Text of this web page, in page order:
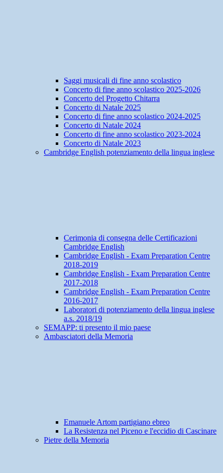
Saggi musicali di fine anno scolastico
Concerto di fine anno scolastico 2025-2026
Concerto del Progetto Chitarra
Concerto di Natale 2025
Concerto di fine anno scolastico 2024-2025
Concerto di Natale 2024
Concerto di fine anno scolastico 2023-2024
Concerto di Natale 2023
Cambridge English potenziamento della lingua inglese
Cerimonia di consegna delle Certificazioni
Cambridge English
Cambridge English - Exam Preparation Centre
2018-2019
Cambridge English - Exam Preparation Centre
2017-2018
Cambridge English - Exam Preparation Centre
2016-2017
Laboratori di potenziamento della lingua inglese
a.s. 2018/19
SEMAPP: ti presento il mio paese
Ambasciatori della Memoria
Emanuele Artom partigiano ebreo
La Resistenza nel Piceno e l'eccidio di Cascinare
Pietre della Memoria